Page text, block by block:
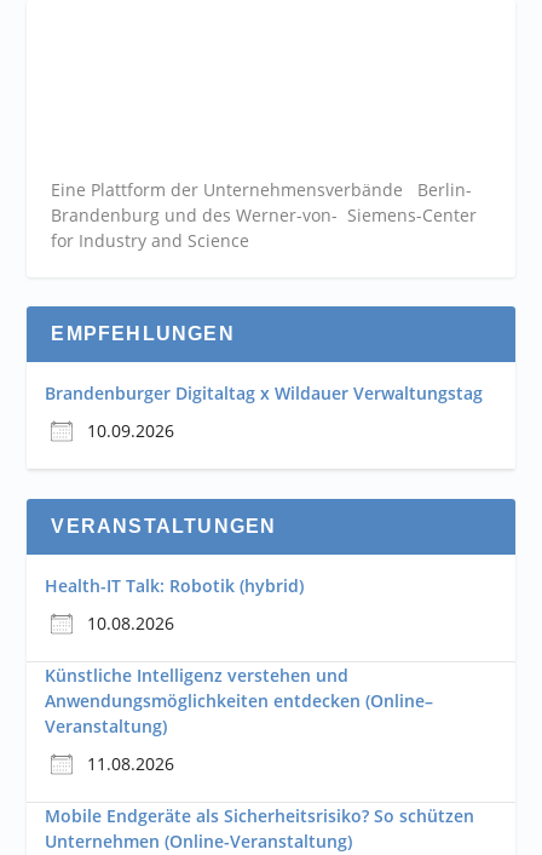
Eine Plattform der Unternehmensverbände Berlin-
Brandenburg und des Werner-von- Siemens-Center
for Industry and Science
EMPFEHLUNGEN
Brandenburger Digitaltag x Wildauer Verwaltungstag
10.09.2026
VERANSTALTUNGEN
Health-IT Talk: Robotik (hybrid)
10.08.2026
Künstliche Intelligenz verstehen und
Anwendungsmöglichkeiten entdecken (Online–
Veranstaltung)
11.08.2026
Mobile Endgeräte als Sicherheitsrisiko? So schützen
Unternehmen (Online-Veranstaltung)